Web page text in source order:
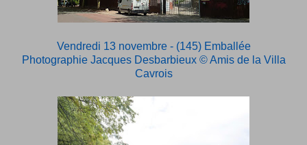
Vendredi 13 novembre - (145) Emballée
Photographie Jacques Desbarbieux© Amis de la Villa
Cavrois